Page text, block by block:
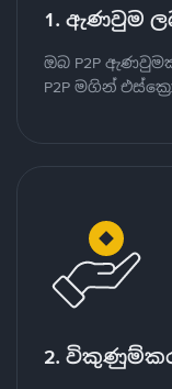
1. ඇණවුම
ඔබ P2P
P2P මගින්
2.